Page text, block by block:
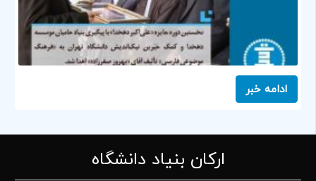
ادامه خبر
ارکان بنیاد دانشگاه